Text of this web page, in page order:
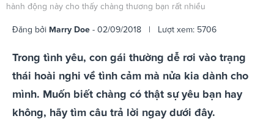
hành động này cho thấy chàng thương bạn rất nhiều
Đăng bởi Marry Doe - 02/09/2018 | Lượt xem: 5706
Trong tình yêu, con gái thường dễ rơi vào trạng
thái hoài nghi về tình cảm mà nửa kia dành cho
mình. Muốn biết chàng có thật sự yêu bạn hay
không, hãy tìm câu trả lời ngay dưới đây.